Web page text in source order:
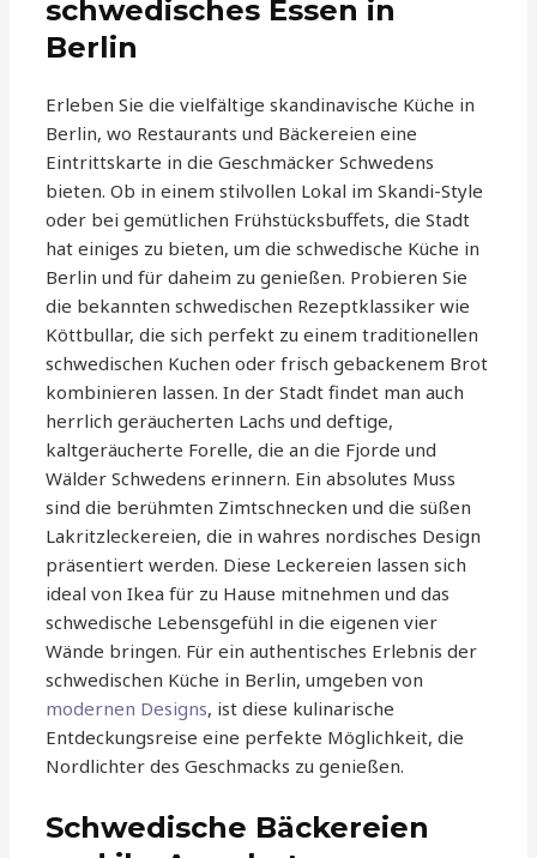
schwedisches Essen in
Berlin
Erleben Sie die vielfältige skandinavische Küche in
Berlin, wo Restaurants und Bäckereien eine
Eintrittskarte in die Geschmäcker Schwedens
bieten. Ob in einem stilvollen Lokal im Skandi-Style
oder bei gemütlichen Frühstücksbuffets, die Stadt
hat einiges zu bieten, um die schwedische Küche in
Berlin und für daheim zu genießen. Probieren Sie
die bekannten schwedischen Rezeptklassiker wie
Köttbullar, die sich perfekt zu einem traditionellen
schwedischen Kuchen oder frisch gebackenem Brot
kombinieren lassen. In der Stadt findet man auch
herrlich geräucherten Lachs und deftige,
kaltgeräucherte Forelle, die an die Fjorde und
Wälder Schwedens erinnern. Ein absolutes Muss
sind die berühmten Zimtschnecken und die süßen
Lakritzleckereien, die in wahres nordisches Design
präsentiert werden. Diese Leckereien lassen sich
ideal von Ikea für zu Hause mitnehmen und das
schwedische Lebensgefühl in die eigenen vier
Wände bringen. Für ein authentisches Erlebnis der
schwedischen Küche in Berlin, umgeben von
modernen Designs, ist diese kulinarische
Entdeckungsreise eine perfekte Möglichkeit, die
Nordlichter des Geschmacks zu genießen.
Schwedische Bäckereien